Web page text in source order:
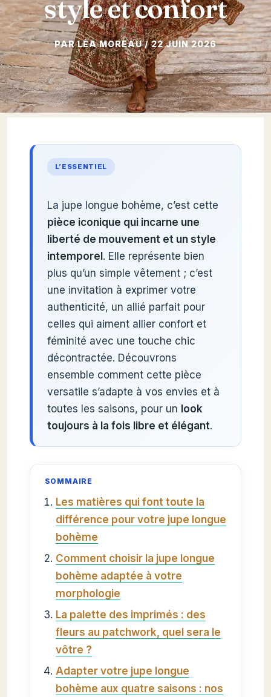
style et confort
22 JUIN 2026
L’ESSENTIEL
La jupe longue bohème, c’est cette
pièce iconique qui incarne une
liberté de mouvement et un style
intemporel. Elle représente bien
plus qu’un simple vêtement ; c’est
une invitation à exprimer votre
authenticité, un allié parfait pour
celles qui aiment allier confort et
féminité avec une touche chic
décontractée. Découvrons
ensemble comment cette pièce
versatile s’adapte à vos envies et à
toutes les saisons, pour un look
toujours à la fois libre et élégant.
SOMMAIRE
Les matières qui font toute la
différence pour votre jupe longue
bohème
Comment choisir la jupe longue
bohème adaptée à votre
morphologie
La palette des imprimés : des
fleurs au patchwork, quel sera le
vôtre ?
Adapter votre jupe longue
bohème aux quatre saisons : nos